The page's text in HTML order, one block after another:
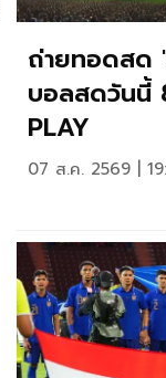
ถ่ายทอดสด
บอลสดวันนี้
PLAY
07 ส.ค. 2569 |